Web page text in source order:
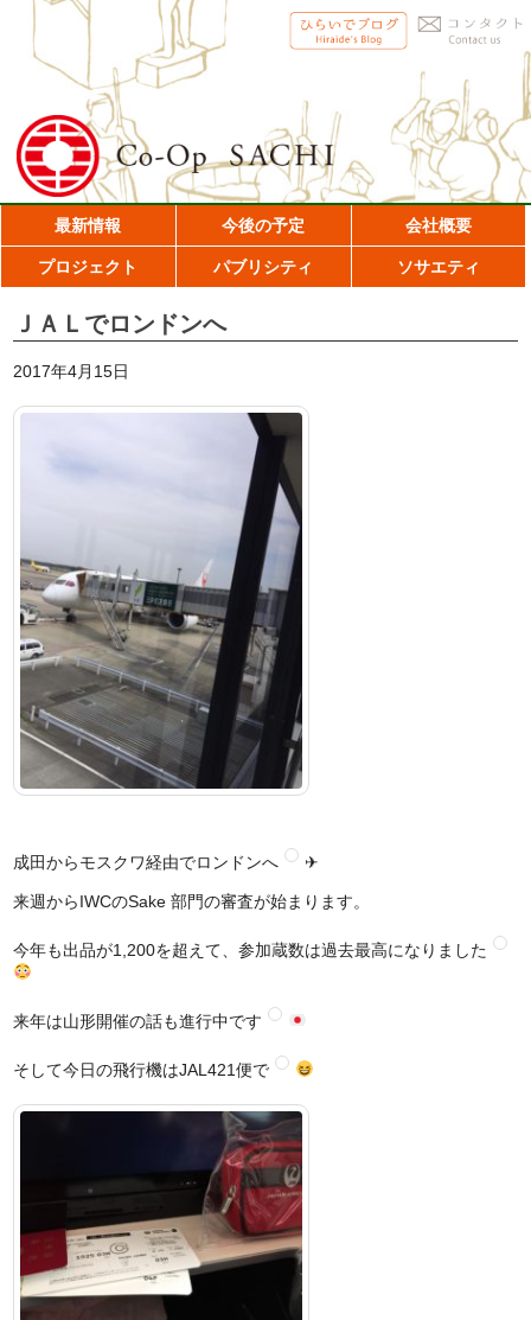
最新情報 今後の予定 会社概要
プロジェクト パブリシティ ソサエティ
ＪＡＬでロンドンへ
2017年4月15日
成田からモスクワ経由でロンドンへ ✈
来週からIWCのSake 部門の審査が始まります。
今年も出品が1,200を超えて、参加蔵数は過去最高になりました
来年は山形開催の話も進行中です
そして今日の飛行機はJAL421便で